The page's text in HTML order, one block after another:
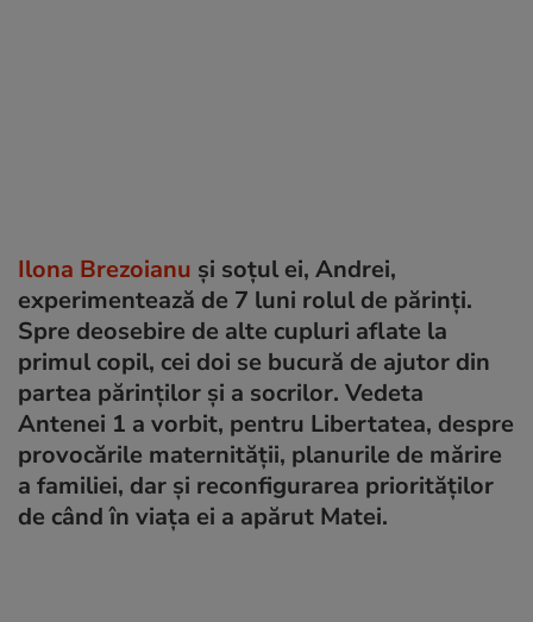
Ilona Brezoianu și soțul ei, Andrei,
experimentează de 7 luni rolul de părinți.
Spre deosebire de alte cupluri aflate la
primul copil, cei doi se bucură de ajutor din
partea părinților și a socrilor. Vedeta
Antenei 1 a vorbit, pentru Libertatea, despre
provocările maternității, planurile de mărire
a familiei, dar și reconfigurarea priorităților
de când în viața ei a apărut Matei.